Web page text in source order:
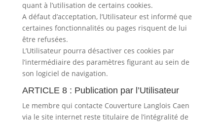
quant à l’utilisation de certains cookies.
A défaut d’acceptation, l’Utilisateur est informé que
certaines fonctionnalités ou pages risquent de lui
être refusées.
L’Utilisateur pourra désactiver ces cookies par
l’intermédiaire des paramètres figurant au sein de
son logiciel de navigation.
ARTICLE 8 : Publication par l’Utilisateur
Le membre qui contacte Couverture Langlois Caen
via le site internet reste titulaire de l’intégralité de